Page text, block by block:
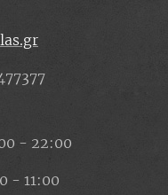
- 22:00
- 11:00